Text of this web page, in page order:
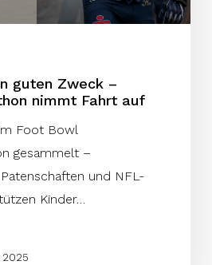
guten Zweck –
nimmt Fahrt auf
Foot Bowl
gesammelt –
und NFL-
Kinder…
2025